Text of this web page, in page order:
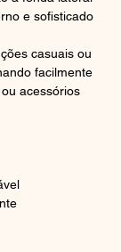
e sofisticado
casuais ou
facilmente
acessórios